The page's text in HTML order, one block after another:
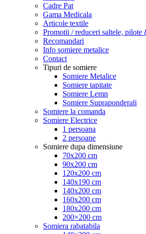
Cadre Pat
Gama Medicala
Articole textile
Promotii / reduceri saltele, pilote
Recomandari
Info somiere metalice
Contact
Tipuri de somiere
Somiere Metalice
Somiere tapitate
Somiere Lemn
Somiere Supraponderali
Somiere la comanda
Somiere Electrice
1 persoana
2 persoane
Somiere dupa dimensiune
70x200 cm
90x200 cm
120x200 cm
140x190 cm
140x200 cm
160x200 cm
180x200 cm
200×200 cm
Somiera rabatabila